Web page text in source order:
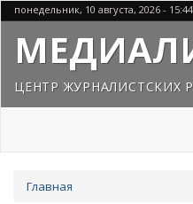
Перейти
к
основному
содержанию
понедельник, 10 августа, 2026 - 15:44
ЦЕНТР ЖУРНАЛИСТСКИХ
здесь
Главная